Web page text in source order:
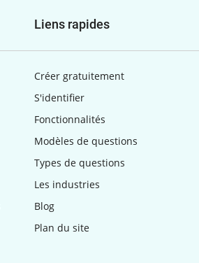
Liens rapides
Créer gratuitement
S'identifier
Fonctionnalités
Modèles de questions
Types de questions
Les industries
Blog
Plan du site